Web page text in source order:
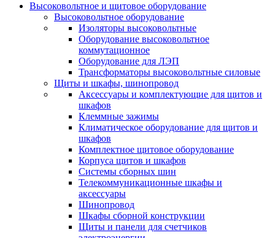
Высоковольтное и щитовое оборудование
Высоковольтное оборудование
Изоляторы высоковольтные
Оборудование высоковольтное
коммутационное
Оборудование для ЛЭП
Трансформаторы высоковольтные силовые
Щиты и шкафы, шинопровод
Аксессуары и комплектующие для щитов и
шкафов
Клеммные зажимы
Климатическое оборудование для щитов и
шкафов
Комплектное щитовое оборудование
Корпуса щитов и шкафов
Системы сборных шин
Телекоммуникационные шкафы и
аксессуары
Шинопровод
Шкафы сборной конструкции
Щиты и панели для счетчиков